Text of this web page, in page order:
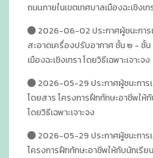
ถนนภายในเขตเทศบาลเมืองฉะเชิงเท
2026-06-02 ประกาศผู้ชนะการ
สะอาดเครื่องปรับอากาศ ชั้น ๒ - ชั้
เมืองฉะเชิงเทรา โดยวิธีเฉพาะเจาะจง
2026-05-29 ประกาศผู้ชนะการ
โดยสาร โครงการฝึกทักษะอาชีพให้
โดยวิธีเฉพาะเจาะจง
2026-05-29 ประกาศผู้ชนะกา
โครงการฝึกทักษะอาชีพให้กับนักเรีย